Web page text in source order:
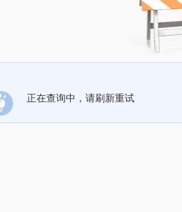
正在查询中，请刷新重试